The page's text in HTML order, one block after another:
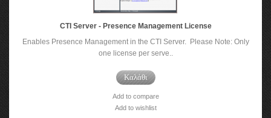
CTI Server - Presence Management License
Enables Presence Management in the CTI Server. Please Note: Only
one license per serve..
Καλάθι
Add to compare
Add to wishlist